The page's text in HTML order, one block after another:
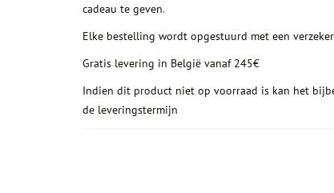
cadeau te geven.
Elke bestelling wordt opgestuurd met een
Gratis levering in België vanaf 245€
Indien dit product niet op voorraad is kan het
de leveringstermijn